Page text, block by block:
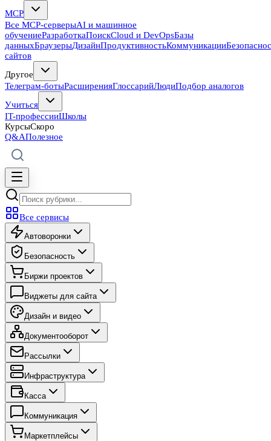
MCP
Все MCP-серверыAI и машинное
обучениеРазработкаПоискCloud и DevOpsБазы
данныхБраузерыДизайнПродуктивностьКоммуникации
сайтов
Другое
Телеграм-ботыРасширенияГлоссарийЛюдиПодбор аналогов
Учиться
IT-профессииШколы
КурсыСкоро
Q&AПолезное
Все сервисы
Автоворонки
Безопасность
Биржи проектов
Виджеты для сайта
Дизайн и видео
Документооборот
Рассылки
Инфраструктура
Касса
Коммуникация
Маркетплейсы